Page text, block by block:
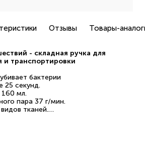
Отзывы Товары-
- складная ручка для
и транспортировки
бактерии
25 секунд.
160 мл.
пара 37 г/мин.
тканей.